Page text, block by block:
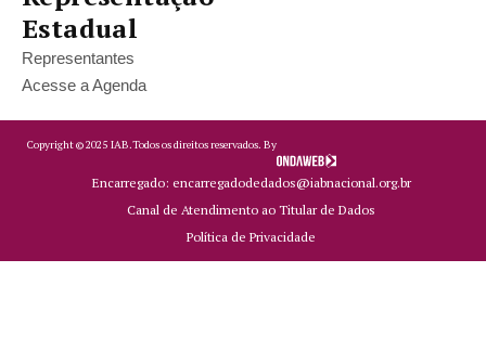
Estadual
Representantes
Acesse a Agenda
Copyright ©2025 IAB.Todos os direitos reservados. By
Encarregado: encarregadodedados@iabnacional.org.br
Canal de Atendimento ao Titular de Dados
Política de Privacidade